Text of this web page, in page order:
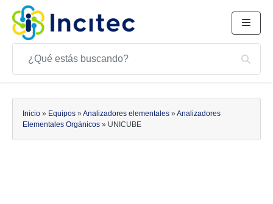
Buscar
Buscar
Inicio » Equipos » Analizadores elementales » Analizadores
Elementales Orgánicos » UNICUBE